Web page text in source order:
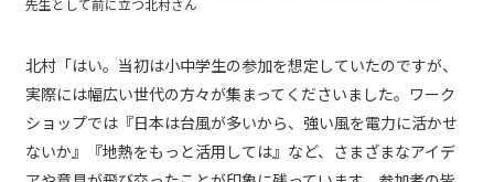
北村「はい。当初は小中学生の参加を想定していたのですが、
実際には幅広い世代の方々が集まってくださいました。ワーク
ショップでは『日本は台風が多いから、強い風を電力に活かせ
ないか』『地熱をもっと活用しては』など、さまざまなアイデ